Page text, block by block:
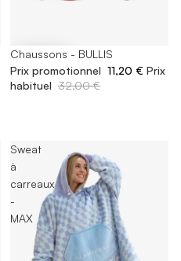
-65%
Chaussons - BULLIS
Prix promotionnel 11,20 € Prix
habituel 32,00 €
Sweat
à
carreaux
-
MAX